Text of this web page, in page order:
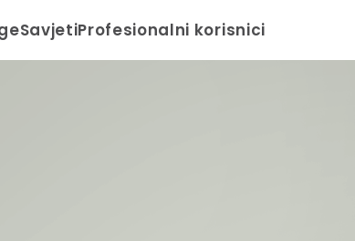
SavjetiProfesionalni korisnici